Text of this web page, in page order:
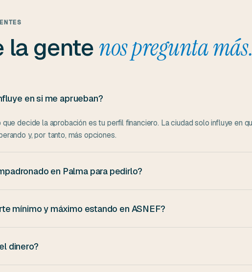
la gentenos pregunta
en si me aprueban?
decide la aprobación es tu perfil financiero. La ciudad solo influye en
y, por tanto, más opciones.
en Palma para pedirlo?
provincia pero vives en Palma, da igual: vale tu DNI con la dirección de
mínimo y máximo estando en ASNEF?
para perfiles estando en ASNEF, el máximo aprobable suele ser
dinero?